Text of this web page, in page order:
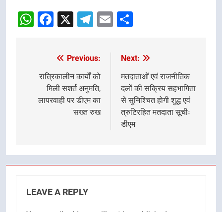
WhatsApp
Facebook
X Telegram
Email
navigation
Previous:
रात्रिकालीन कार्यों को
मिली सशर्त अनुमति,
लापरवाही पर डीएम का
सख्त रुख
Next:
मतदाताओं एवं राजनीतिक
दलों की सक्रिय सहभागिता
से सुनिश्चित होगी शुद्ध एवं
त्रुटिरहित मतदाता सूचीः
डीएम
LEAVE A REPLY